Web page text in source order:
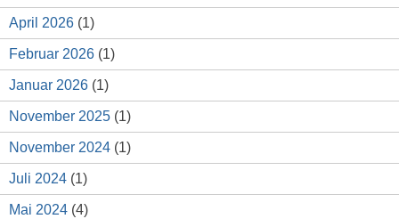
April 2026 (1)
Februar 2026 (1)
Januar 2026 (1)
November 2025 (1)
November 2024 (1)
Juli 2024 (1)
Mai 2024 (4)